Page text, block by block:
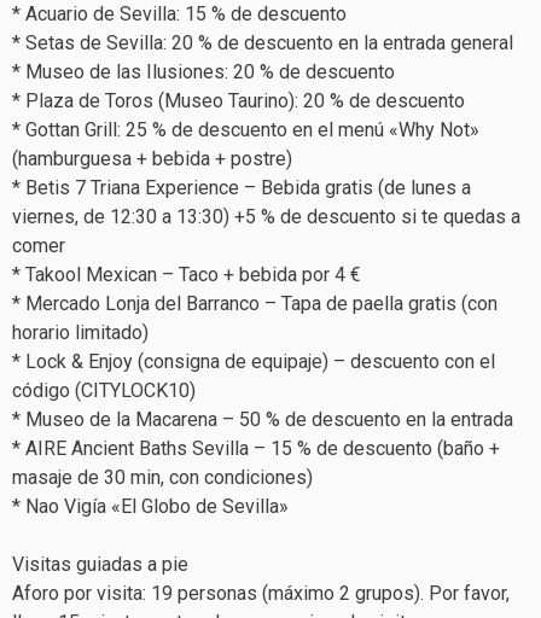
* Acuario de Sevilla: 15 % de descuento
* Setas de Sevilla: 20 % de descuento en la entrada general
* Museo de las Ilusiones: 20 % de descuento
* Plaza de Toros (Museo Taurino): 20 % de descuento
* Gottan Grill: 25 % de descuento en el menú «Why Not»
(hamburguesa + bebida + postre)
* Betis 7 Triana Experience – Bebida gratis (de lunes a
viernes, de 12:30 a 13:30) +5 % de descuento si te quedas a
comer
* Takool Mexican – Taco + bebida por 4 €
* Mercado Lonja del Barranco – Tapa de paella gratis (con
horario limitado)
* Lock & Enjoy (consigna de equipaje) – descuento con el
código (CITYLOCK10)
* Museo de la Macarena – 50 % de descuento en la entrada
* AIRE Ancient Baths Sevilla – 15 % de descuento (baño +
masaje de 30 min, con condiciones)
* Nao Vigía «El Globo de Sevilla»
Visitas guiadas a pie
Aforo por visita: 19 personas (máximo 2 grupos). Por favor,